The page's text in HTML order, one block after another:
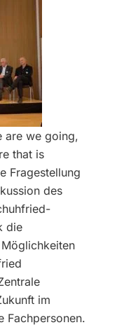
are we going,
that is
Fragestellung
des
die
im
Fachpersonen.